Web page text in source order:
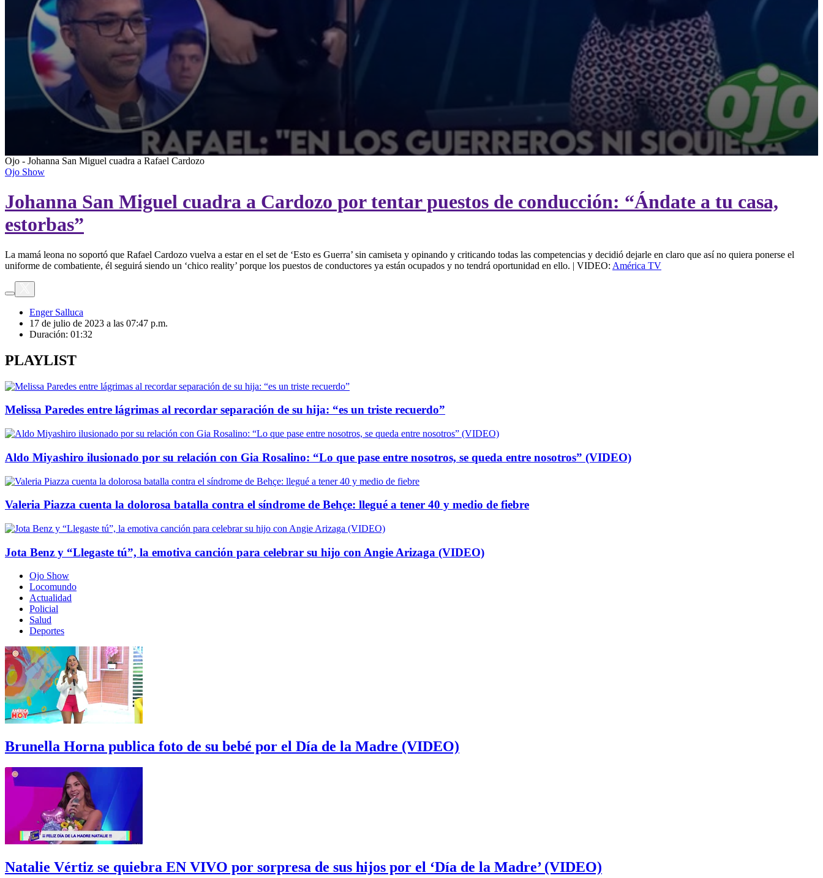
0
seconds
of
minute,
32
seconds
Volume
90%
Ojo - Johanna San Miguel cuadra a Rafael Cardozo
Ojo Show
Johanna San Miguel cuadra a Cardozo por tentar puestos de conducción: “Ándate a tu casa,
estorbas”
La mamá leona no soportó que Rafael Cardozo vuelva a estar en el set de ‘Esto es Guerra’ sin camiseta y opinando y criticando todas las competencias y decidió dejarle en claro que así no quiera ponerse el
uniforme de combatiente, él seguirá siendo un ‘chico reality’ porque los puestos de conductores ya están ocupados y no tendrá oportunidad en ello. | VIDEO: América TV
Enger Salluca
17 de julio de 2023 a las 07:47 p.m.
Duración: 01:32
PLAYLIST
Melissa Paredes entre lágrimas al recordar separación de su hija: “es un triste recuerdo”
Aldo Miyashiro ilusionado por su relación con Gia Rosalino: “Lo que pase entre nosotros, se queda entre nosotros” (VIDEO)
Valeria Piazza cuenta la dolorosa batalla contra el síndrome de Behçe: llegué a tener 40 y medio de fiebre
Jota Benz y “Llegaste tú”, la emotiva canción para celebrar su hijo con Angie Arizaga (VIDEO)
Ojo Show
Locomundo
Actualidad
Policial
Salud
Deportes
Brunella Horna publica foto de su bebé por el Día de la Madre (VIDEO)
Natalie Vértiz se quiebra EN VIVO por sorpresa de sus hijos por el ‘Día de la Madre’ (VIDEO)